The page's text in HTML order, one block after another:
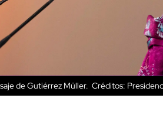
de Gutiérrez Müller. Créditos: